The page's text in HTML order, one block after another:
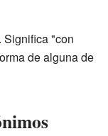
. Significa "con
de alguna de